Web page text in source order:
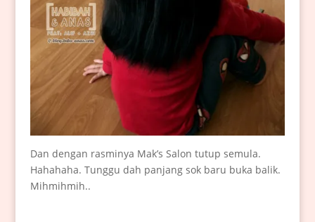
Dan dengan rasminya Mak’s Salon tutup semula.
Hahahaha. Tunggu dah panjang sok baru buka balik.
Mihmihmih..